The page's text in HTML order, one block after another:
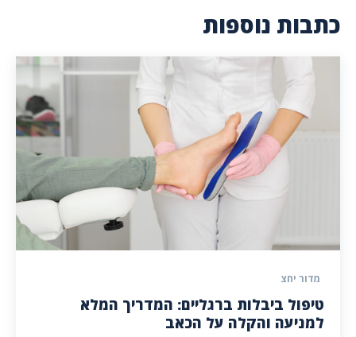
כתבות נוספות
מדור יחצ
טיפול ביבלות ברגליים: המדריך המלא
למניעה והקלה על הכאב